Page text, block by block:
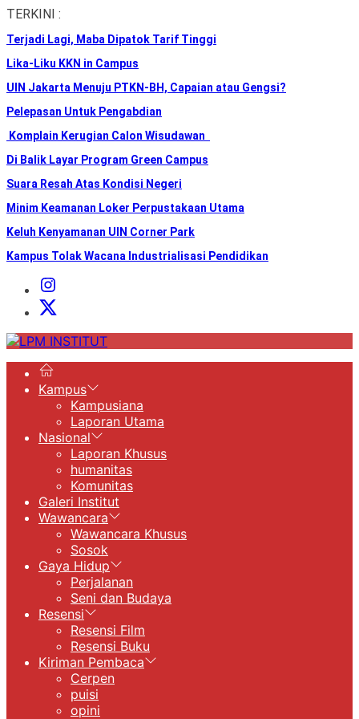
Skip
the
content
TERKINI :
Terjadi Lagi, Maba Dipatok Tarif Tinggi
Lika-Liku KKN in Campus
UIN Jakarta Menuju PTKN-BH, Capaian atau Gengsi?
Pelepasan Untuk Pengabdian
Komplain Kerugian Calon Wisudawan
Di Balik Layar Program Green Campus
Suara Resah Atas Kondisi Negeri
Minim Keamanan Loker Perpustakaan Utama
Keluh Kenyamanan UIN Corner Park
Kampus Tolak Wacana Industrialisasi Pendidikan
Instagram
Institut
X
LPM
Kampus
Kampusiana
Laporan Utama
Nasional
Laporan Khusus
humanitas
Komunitas
Galeri Institut
Wawancara
Wawancara Khusus
Sosok
Gaya Hidup
Perjalanan
Seni dan Budaya
Resensi
Resensi Film
Resensi Buku
Kiriman Pembaca
Cerpen
puisi
opini